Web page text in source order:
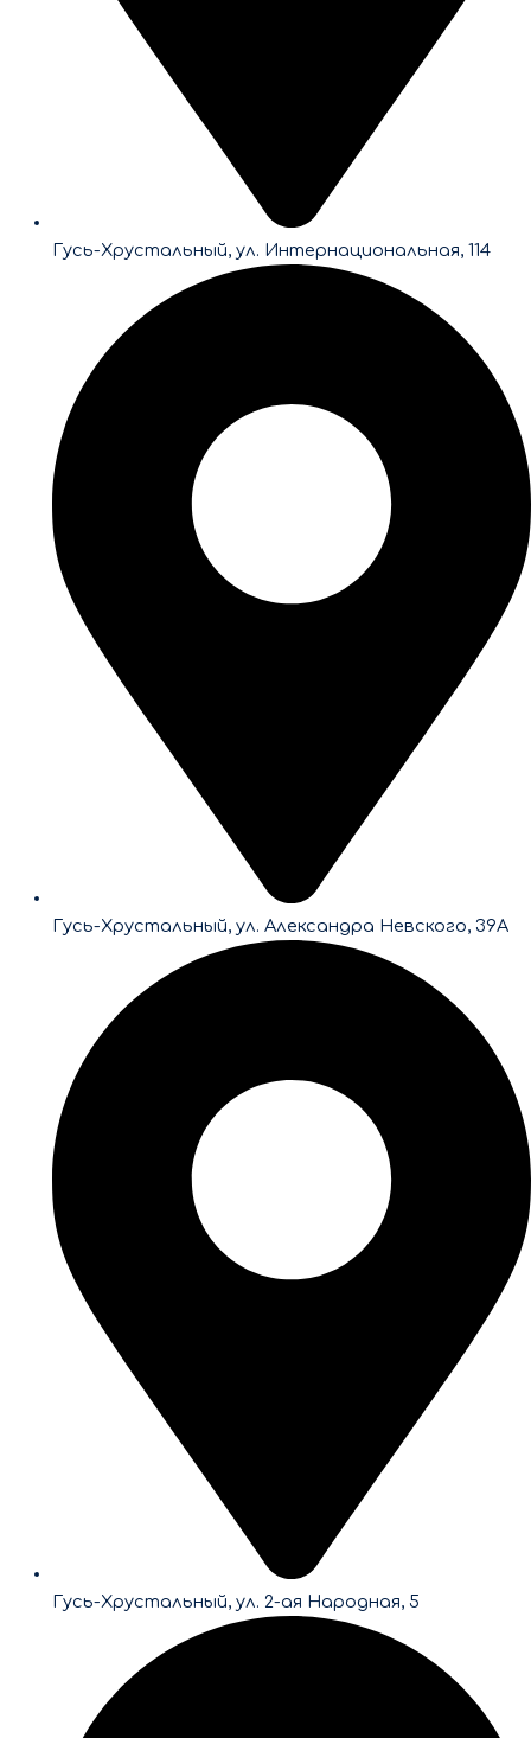
Гусь-Хрустальный, ул. Интернациональная, 114
Гусь-Хрустальный, ул. Александра Невского, 39А
Гусь-Хрустальный, ул. 2-ая Народная, 5